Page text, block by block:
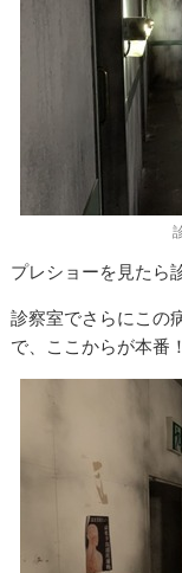
プレショーを見たら
診察室でさらにこの
で、ここからが本番